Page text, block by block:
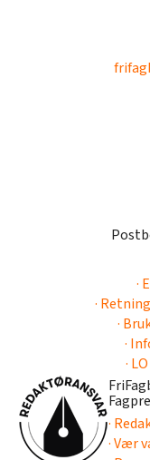
·
·
·
·
·
·
· Vær